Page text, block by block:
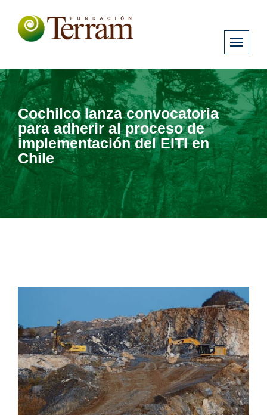
Cochilco lanza convocatoria
para adherir al proceso de
implementación del EITI en
Chile